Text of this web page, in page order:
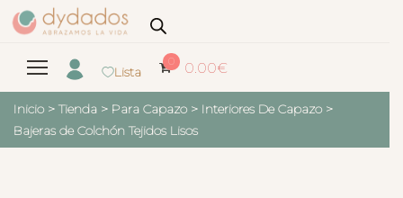
Lista
0 0.00€
Inicio > Tienda > Para Capazo > Interiores De Capazo >
Bajeras de Colchón Tejidos Lisos